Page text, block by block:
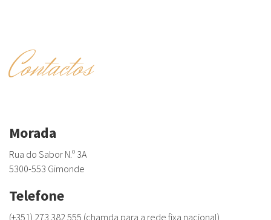
Contactos
Morada
Rua do Sabor N.º 3A
5300-553 Gimonde
Telefone
(+351) 273 382 555 (chamda para a rede fixa nacional)